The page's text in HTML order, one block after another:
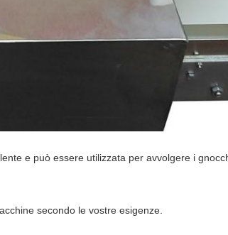
e può essere utilizzata per avvolgere i
secondo le vostre esigenze.